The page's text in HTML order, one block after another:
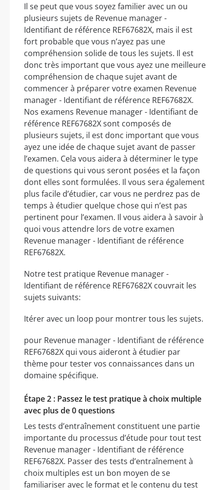
Il se peut que vous soyez familier avec un ou
plusieurs sujets de Revenue manager -
Identifiant de référence REF67682X, mais il est
fort probable que vous n’ayez pas une
compréhension solide de tous les sujets. Il est
donc très important que vous ayez une meilleure
compréhension de chaque sujet avant de
commencer à préparer votre examen Revenue
manager - Identifiant de référence REF67682X.
Nos examens Revenue manager - Identifiant de
référence REF67682X sont composés de
plusieurs sujets, il est donc important que vous
ayez une idée de chaque sujet avant de passer
l’examen. Cela vous aidera à déterminer le type
de questions qui vous seront posées et la façon
dont elles sont formulées. Il vous sera également
plus facile d’étudier, car vous ne perdrez pas de
temps à étudier quelque chose qui n’est pas
pertinent pour l’examen. Il vous aidera à savoir à
quoi vous attendre lors de votre examen
Revenue manager - Identifiant de référence
REF67682X.
Notre test pratique Revenue manager -
Identifiant de référence REF67682X couvrait les
sujets suivants:
Itérer avec un loop pour montrer tous les sujets.
pour Revenue manager - Identifiant de référence
REF67682X qui vous aideront à étudier par
thème pour tester vos connaissances dans un
domaine spécifique.
Étape 2 : Passez le test pratique à choix multiple
avec plus de 0 questions
Les tests d’entraînement constituent une partie
importante du processus d’étude pour tout test
Revenue manager - Identifiant de référence
REF67682X. Passer des tests d’entraînement à
choix multiples est un bon moyen de se
familiariser avec le format et le contenu du test